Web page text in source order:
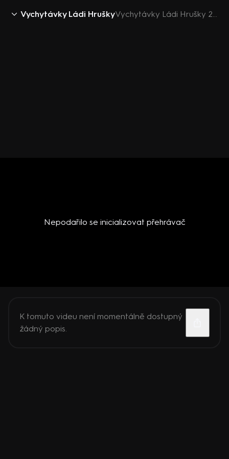
Vychytávky Ládi Hrušky Vychytávky Ládi Hrušky 2018 (18): Celerová pomazánka
Nepodařilo se inicializovat přehrávač
K tomuto videu není momentálně dostupný
žádný popis.